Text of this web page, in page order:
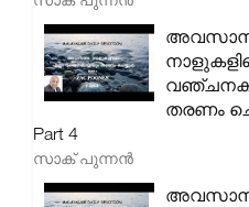
തരണം
Part 4
സാക് പുന്നൻ